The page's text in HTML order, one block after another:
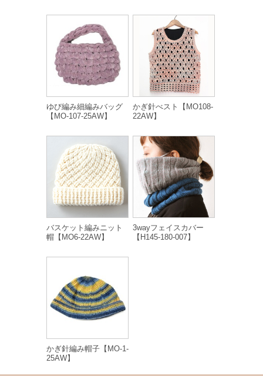
ゆび編み細編みバッグ
【MO-107-25AW】
かぎ針べスト【MO108-
22AW】
バスケット編みニット
帽【MO6-22AW】
3wayフェイスカバー
【H145-180-007】
かぎ針編み帽子【MO-1-
25AW】